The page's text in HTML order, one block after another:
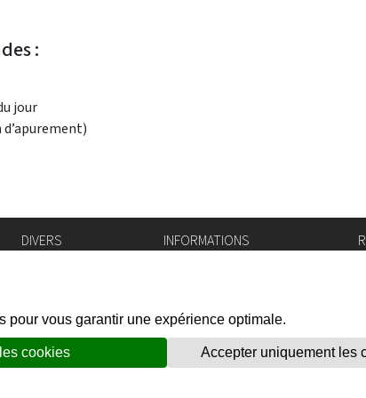
:
jour
DIVERS
INFORMATIONS
Mentions légales
Réseaux sociaux
Politique de confidentialité